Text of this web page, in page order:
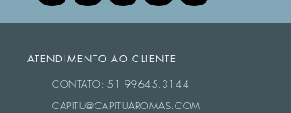
ATENDIMENTO AO CLIENTE
CONTATO: 51 99645.3144
CAPITU@CAPITUAROMAS.COM